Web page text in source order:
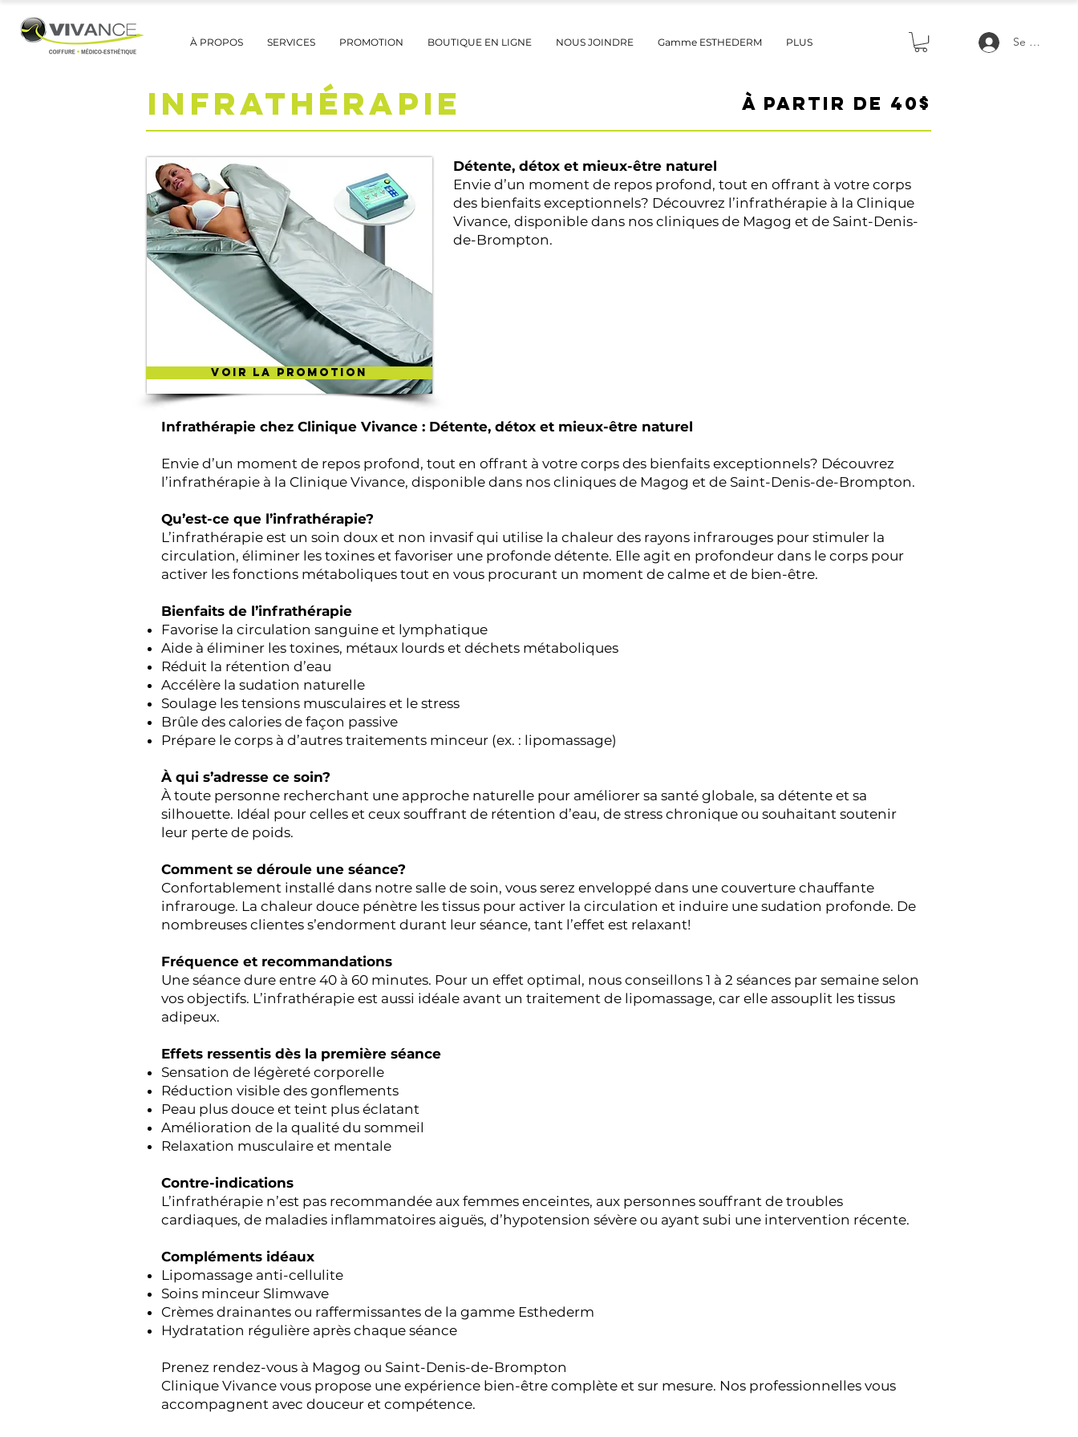
À PROPOS SERVICES PROMOTION BOUTIQUE EN LIGNE NOUS JOINDRE Gamme ESTHEDERM PLUS Se
INFRATHÉRAPIE À partir de 40$
Voir la promotion
Détente, détox et mieux-être naturel
Envie d’un moment de repos profond, tout en offrant à votre corps
des bienfaits exceptionnels? Découvrez l’infrathérapie à la Clinique
Vivance, disponible dans nos cliniques de Magog et de Saint-Denis-
de-Brompton.
Infrathérapie chez Clinique Vivance : Détente, détox et mieux-être naturel
Envie d’un moment de repos profond, tout en offrant à votre corps des bienfaits exceptionnels? Découvrez
l’infrathérapie à la Clinique Vivance, disponible dans nos cliniques de Magog et de Saint-Denis-de-Brompton.
Qu’est-ce que l’infrathérapie?
L’infrathérapie est un soin doux et non invasif qui utilise la chaleur des rayons infrarouges pour stimuler la
circulation, éliminer les toxines et favoriser une profonde détente. Elle agit en profondeur dans le corps pour
activer les fonctions métaboliques tout en vous procurant un moment de calme et de bien-être.
Bienfaits de l’infrathérapie
Favorise la circulation sanguine et lymphatique
Aide à éliminer les toxines, métaux lourds et déchets métaboliques
Réduit la rétention d’eau
Accélère la sudation naturelle
Soulage les tensions musculaires et le stress
Brûle des calories de façon passive
Prépare le corps à d’autres traitements minceur (ex. : lipomassage)
À qui s’adresse ce soin?
À toute personne recherchant une approche naturelle pour améliorer sa santé globale, sa détente et sa
silhouette. Idéal pour celles et ceux souffrant de rétention d’eau, de stress chronique ou souhaitant soutenir
leur perte de poids.
Comment se déroule une séance?
Confortablement installé dans notre salle de soin, vous serez enveloppé dans une couverture chauffante
infrarouge. La chaleur douce pénètre les tissus pour activer la circulation et induire une sudation profonde. De
nombreuses clientes s’endorment durant leur séance, tant l’effet est relaxant!
Fréquence et recommandations
Une séance dure entre 40 à 60 minutes. Pour un effet optimal, nous conseillons 1 à 2 séances par semaine selon
vos objectifs. L’infrathérapie est aussi idéale avant un traitement de lipomassage, car elle assouplit les tissus
adipeux.
Effets ressentis dès la première séance
Sensation de légèreté corporelle
Réduction visible des gonflements
Peau plus douce et teint plus éclatant
Amélioration de la qualité du sommeil
Relaxation musculaire et mentale
Contre-indications
L’infrathérapie n’est pas recommandée aux femmes enceintes, aux personnes souffrant de troubles
cardiaques, de maladies inflammatoires aiguës, d’hypotension sévère ou ayant subi une intervention récente.
Compléments idéaux
Lipomassage anti-cellulite
Soins minceur Slimwave
Crèmes drainantes ou raffermissantes de la gamme Esthederm
Hydratation régulière après chaque séance
Prenez rendez-vous à Magog ou Saint-Denis-de-Brompton
Clinique Vivance vous propose une expérience bien-être complète et sur mesure. Nos professionnelles vous
accompagnent avec douceur et compétence.